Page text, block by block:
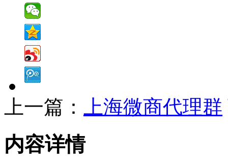
上一篇： 上海微商代理群
内容详情